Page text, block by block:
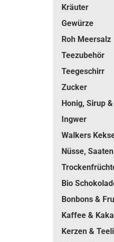
Kräuter
Gewürze
Roh Meersalz
Teezubehör
Teegeschirr
Zucker
Honig, Sirup
Ingwer
Walkers
Nüsse,
Bio
Bonbons &
Kaffee &
Kerzen &